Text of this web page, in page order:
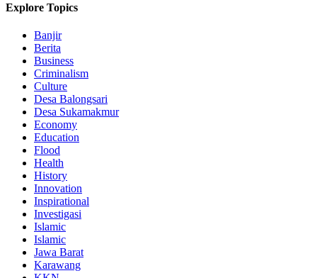
Explore Topics
Banjir
Berita
Business
Criminalism
Culture
Desa Balongsari
Desa Sukamakmur
Economy
Education
Flood
Health
History
Innovation
Inspirational
Investigasi
Islamic
Islamic
Jawa Barat
Karawang